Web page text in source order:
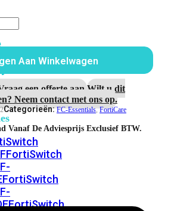
FortiSwitch
FortiSwitch
FortiSwitch
Aan Winkelwagen
een offerte aan.Wilt u dit
Neem contact met ons op.
Categorieën:FC-Essentials,FortiCare
Vanaf De Adviesprijs Exclusief BTW.